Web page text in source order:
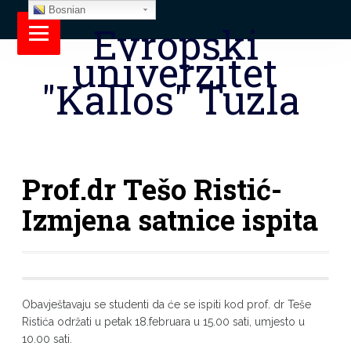
Evropski
univerzitet
"Kallos" Tuzla
Prof.dr Tešo Ristić-
Izmjena satnice ispita
Obavještavaju se studenti da će se ispiti kod prof. dr Teše
Ristića održati u petak 18.februara u 15.00 sati, umjesto u
10.00 sati.
Bosnian